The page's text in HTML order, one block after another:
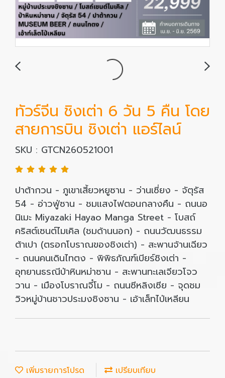
ทัวร์จีน ชิงเต่า 6 วัน 5 คืน โดย
สายการบิน ชิงเต่า แอร์ไลน์
SKU : GTCN260521001
ปาต้ากวน - ภูเขาเสี้ยวหยูซาน - ว่านเซี่ยง - จัตุรัส
54 - อ่าวฟู่ซาน - ชมแสงไฟตอนกลางคืน - ถนนอ
นิเมะ Miyazaki Hayao Manga Street - โบสถ์
คริสต์เซนต์ไมเคิล (ชมด้านนอก) - ถนนวัฒนธรรม
ต้าเปา (ตรอกโบราณของชิงเต่า) - สะพานจ้านเฉียว
- ถนนคนเดินไทตง - พิพิธภัณฑ์เบียร์ชิงเต่า -
อุทยานธรณีป่าหินหม่าซาน - สะพานทะเลเจียวโจว
วาน - เมืองโบราณจี๋โม - ถนนซีหลิงเซีย - จุดชม
วิวหมู่บ้านชาวประมงชิงซาน - เอ้าเล็ทไป่เหลียน
เพิ่มรายการโปรด เปรียบเทียบ